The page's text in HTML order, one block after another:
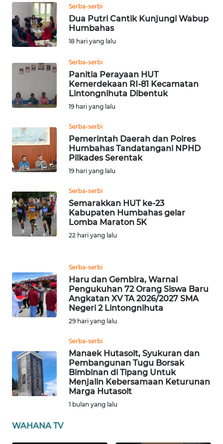
Serba-serbi
Dua Putri Cantik Kunjungi Wabup
Humbahas
18 hari yang lalu
Serba-serbi
Panitia Perayaan HUT
Kemerdekaan RI-81 Kecamatan
Lintongnihuta Dibentuk
19 hari yang lalu
Serba-serbi
Pemerintah Daerah dan Polres
Humbahas Tandatangani NPHD
Pilkades Serentak
19 hari yang lalu
Serba-serbi
Semarakkan HUT ke-23
Kabupaten Humbahas gelar
Lomba Maraton 5K
22 hari yang lalu
Serba-serbi
Haru dan Gembira, Warnai
Pengukuhan 72 Orang Siswa Baru
Angkatan XV TA 2026/2027 SMA
Negeri 2 Lintongnihuta
29 hari yang lalu
Serba-serbi
Manaek Hutasoit, Syukuran dan
Pembangunan Tugu Borsak
Bimbinan di Tipang Untuk
Menjalin Kebersamaan Keturunan
Marga Hutasoit
1 bulan yang lalu
WAHANA TV
RIAU
WN
SERAMBI
WN
WN
WN
NTB
SULTENG
WN
SULBAR
WN
SUMBAR
WN
BENGKULU